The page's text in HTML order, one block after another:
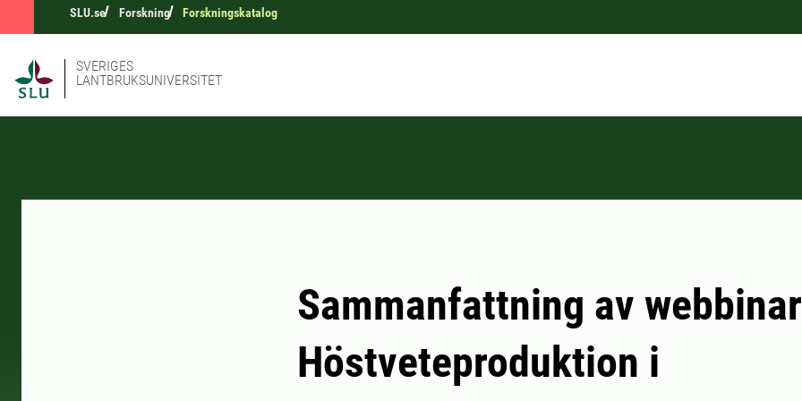
SLU.se Forskning Forskningskatalog
SVERIGES
LANTBRUKSUNIVERSITET
Sammanfattning av
Höstveteproduktion i